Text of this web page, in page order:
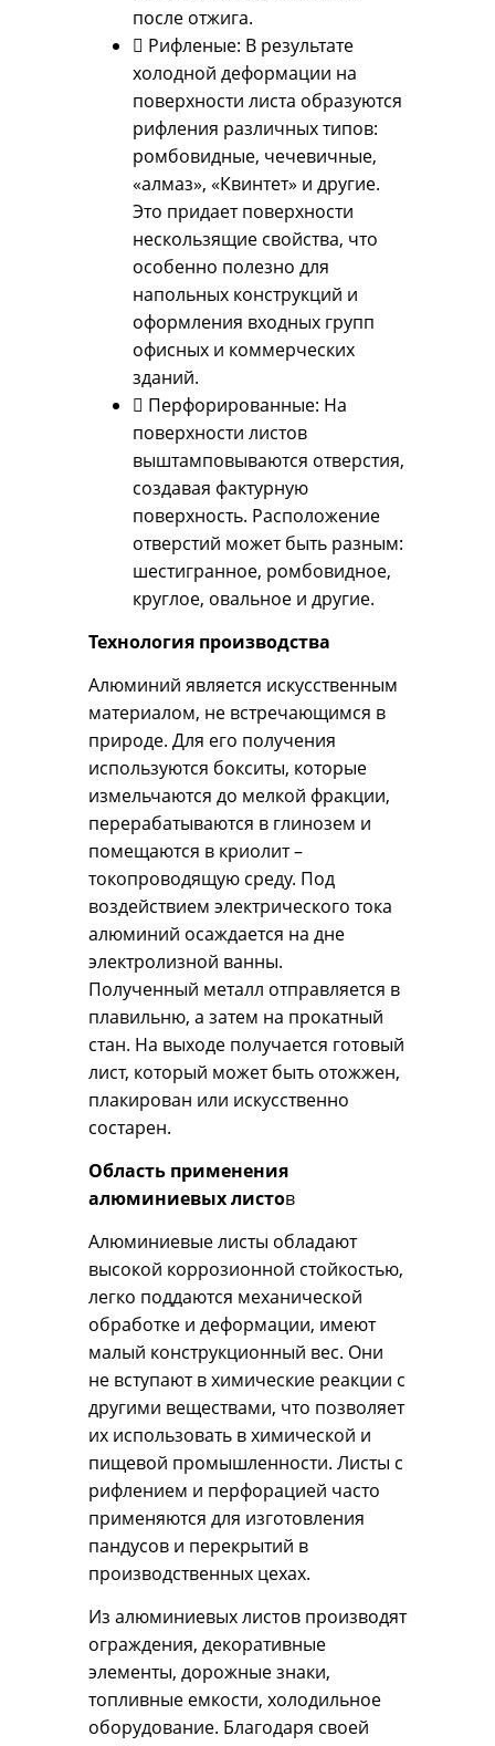
после отжига.
 Рифленые: В результате
холодной деформации на
поверхности листа образуются
рифления различных типов:
ромбовидные, чечевичные,
«алмаз», «Квинтет» и другие.
Это придает поверхности
нескользящие свойства, что
особенно полезно для
напольных конструкций и
оформления входных групп
офисных и коммерческих
зданий.
 Перфорированные: На
поверхности листов
выштамповываются отверстия,
создавая фактурную
поверхность. Расположение
отверстий может быть разным:
шестигранное, ромбовидное,
круглое, овальное и другие.
Технология производства
Алюминий является искусственным
материалом, не встречающимся в
природе. Для его получения
используются бокситы, которые
измельчаются до мелкой фракции,
перерабатываются в глинозем и
помещаются в криолит –
токопроводящую среду. Под
воздействием электрического тока
алюминий осаждается на дне
электролизной ванны.
Полученный металл отправляется в
плавильню, а затем на прокатный
стан. На выходе получается готовый
лист, который может быть отожжен,
плакирован или искусственно
состарен.
Область применения
алюминиевых листов
Алюминиевые листы обладают
высокой коррозионной стойкостью,
легко поддаются механической
обработке и деформации, имеют
малый конструкционный вес. Они
не вступают в химические реакции с
другими веществами, что позволяет
их использовать в химической и
пищевой промышленности. Листы с
рифлением и перфорацией часто
применяются для изготовления
пандусов и перекрытий в
производственных цехах.
Из алюминиевых листов производят
ограждения, декоративные
элементы, дорожные знаки,
топливные емкости, холодильное
оборудование. Благодаря своей